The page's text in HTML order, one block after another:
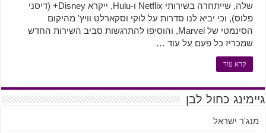
שלה, שייתחרה בשירותי Netflix ו-Hulu, ייקרא Disney+ (דיסני
פלוס), וכי יביא לנו סדרות על לוקי וסקארלט וויץ' מהיקום
הסינמטי של Marvel, והוסיפו להתרגשות סביב השירות החדש
שמכריז כל פעם על עוד …
קרא עוד
גיימינג כחול לבן
מנג'ר ישראל